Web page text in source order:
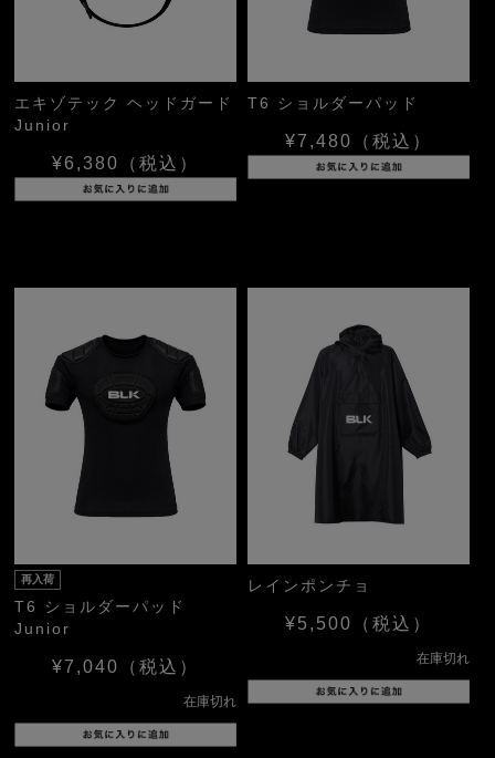
エキゾテック ヘッドガード
Junior
¥6,380 （税込）
T6 ショルダーパッド
¥7,480 （税込）
再入荷
T6 ショルダーパッド
Junior
¥7,040 （税込）
在庫切れ
レインポンチョ
¥5,500 （税込）
在庫切れ